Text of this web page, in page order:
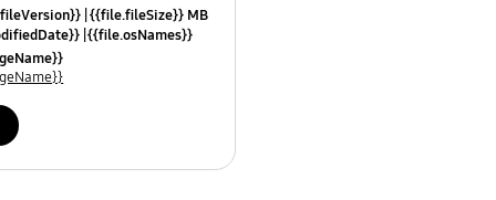
{{file.fileSize}} MB
{{file.osNames}}